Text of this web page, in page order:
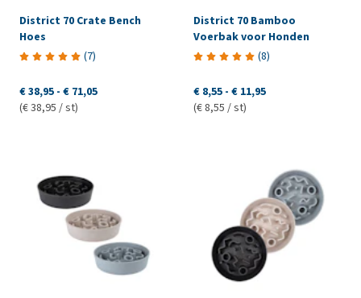
District 70 Crate Bench
Hoes
(7)
€ 38,95 - € 71,05
(€ 38,95 / st)
District 70 Bamboo
Voerbak voor Honden
(8)
€ 8,55 - € 11,95
(€ 8,55 / st)